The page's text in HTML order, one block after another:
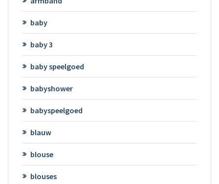
baby
baby 3
baby speelgoed
babyshower
babyspeelgoed
blauw
blouse
blouses